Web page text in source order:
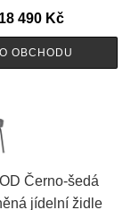
18 490 Kč
OBCHODU
Černo-šedá
jídelní židle